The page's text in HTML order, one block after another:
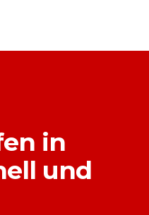
in
und